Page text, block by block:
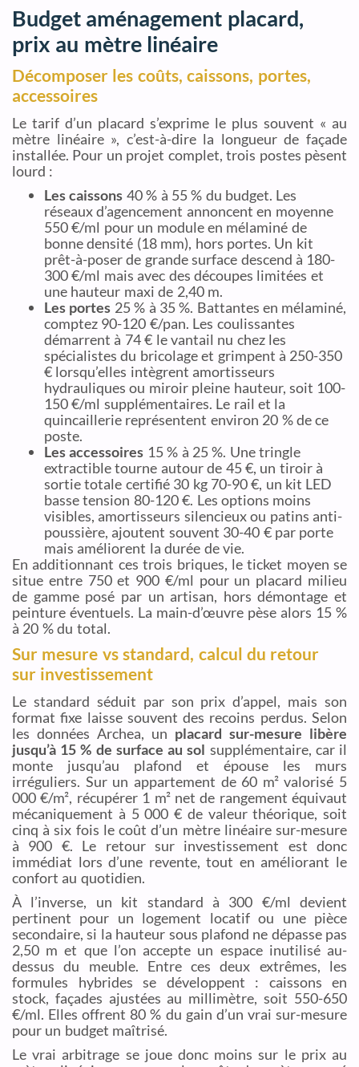
Budget aménagement placard,
prix au mètre linéaire
Décomposer les coûts, caissons, portes,
accessoires
Le tarif d’un placard s’exprime le plus souvent « au
mètre linéaire », c’est-à-dire la longueur de façade
installée. Pour un projet complet, trois postes pèsent
lourd :
Les caissons 40 % à 55 % du budget. Les
réseaux d’agencement annoncent en moyenne
550 €/ml pour un module en mélaminé de
bonne densité (18 mm), hors portes. Un kit
prêt-à-poser de grande surface descend à 180-
300 €/ml mais avec des découpes limitées et
une hauteur maxi de 2,40 m.
Les portes 25 % à 35 %. Battantes en mélaminé,
comptez 90-120 €/pan. Les coulissantes
démarrent à 74 € le vantail nu chez les
spécialistes du bricolage et grimpent à 250-350
€ lorsqu’elles intègrent amortisseurs
hydrauliques ou miroir pleine hauteur, soit 100-
150 €/ml supplémentaires. Le rail et la
quincaillerie représentent environ 20 % de ce
poste.
Les accessoires 15 % à 25 %. Une tringle
extractible tourne autour de 45 €, un tiroir à
sortie totale certifié 30 kg 70-90 €, un kit LED
basse tension 80-120 €. Les options moins
visibles, amortisseurs silencieux ou patins anti-
poussière, ajoutent souvent 30-40 € par porte
mais améliorent la durée de vie.
En additionnant ces trois briques, le ticket moyen se
situe entre 750 et 900 €/ml pour un placard milieu
de gamme posé par un artisan, hors démontage et
peinture éventuels. La main-d’œuvre pèse alors 15 %
à 20 % du total.
Sur mesure vs standard, calcul du retour
sur investissement
Le standard séduit par son prix d’appel, mais son
format fixe laisse souvent des recoins perdus. Selon
les données Archea, un placard sur-mesure libère
jusqu’à 15 % de surface au sol supplémentaire, car il
monte jusqu’au plafond et épouse les murs
irréguliers. Sur un appartement de 60 m² valorisé 5
000 €/m², récupérer 1 m² net de rangement équivaut
mécaniquement à 5 000 € de valeur théorique, soit
cinq à six fois le coût d’un mètre linéaire sur-mesure
à 900 €. Le retour sur investissement est donc
immédiat lors d’une revente, tout en améliorant le
confort au quotidien.
À l’inverse, un kit standard à 300 €/ml devient
pertinent pour un logement locatif ou une pièce
secondaire, si la hauteur sous plafond ne dépasse pas
2,50 m et que l’on accepte un espace inutilisé au-
dessus du meuble. Entre ces deux extrêmes, les
formules hybrides se développent : caissons en
stock, façades ajustées au millimètre, soit 550-650
€/ml. Elles offrent 80 % du gain d’un vrai sur-mesure
pour un budget maîtrisé.
Le vrai arbitrage se joue donc moins sur le prix au